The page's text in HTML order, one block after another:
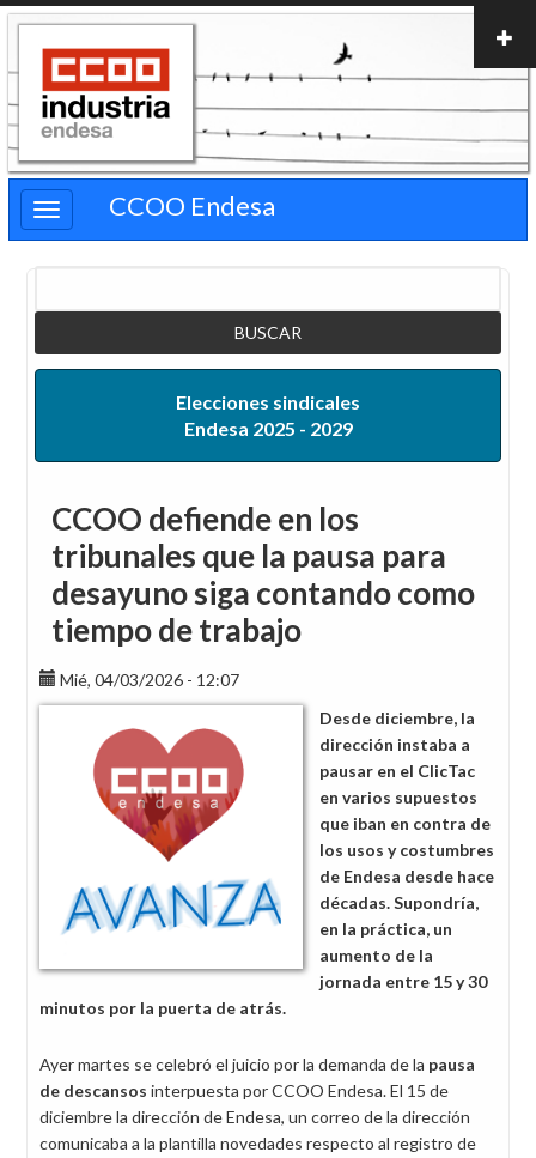
Pasar
contenido
principal
CCOO Endesa
Elecciones sindicales
Endesa 2025 - 2029
CCOO defiende en los
tribunales que la pausa para
desayuno siga contando como
tiempo de trabajo
Mié, 04/03/2026 - 12:07
Desde diciembre, la
dirección instaba a
pausar en el ClicTac
en varios supuestos
que iban en contra de
los usos y costumbres
de Endesa desde hace
décadas. Supondría,
en la práctica, un
aumento de la
jornada entre 15 y 30
minutos por la puerta de atrás.
Ayer martes se celebró el juicio por la demanda de la pausa
de descansos interpuesta por CCOO Endesa. El 15 de
diciembre la dirección de Endesa, un correo de la dirección
comunicaba a la plantilla novedades respecto al registro de